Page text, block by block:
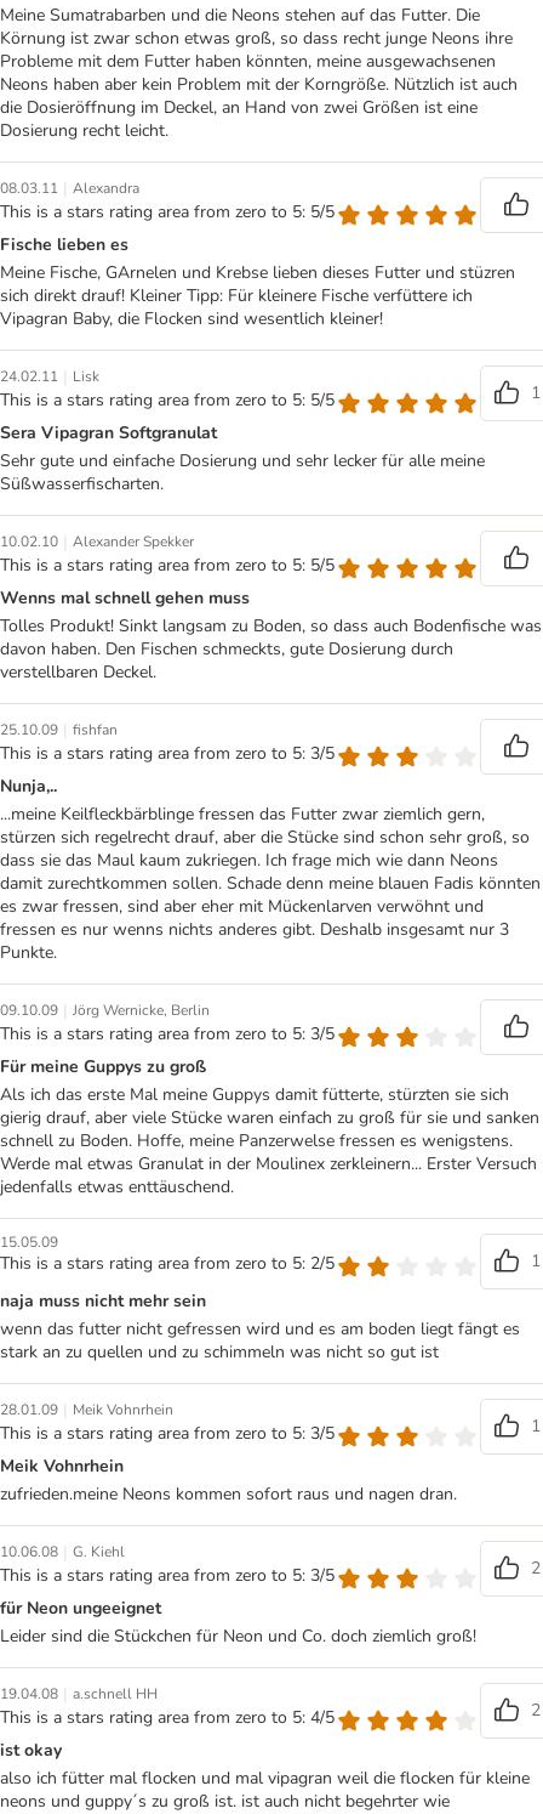
Meine Sumatrabarben und die Neons stehen auf das Futter. Die
Körnung ist zwar schon etwas groß, so dass recht junge Neons ihre
Probleme mit dem Futter haben könnten, meine ausgewachsenen
Neons haben aber kein Problem mit der Korngröße. Nützlich ist auch
die Dosieröffnung im Deckel, an Hand von zwei Größen ist eine
Dosierung recht leicht.
08.03.11 | Alexandra
This is a stars rating area from zero to 5: 5/5
Fische lieben es
Meine Fische, GArnelen und Krebse lieben dieses Futter und stüzren
sich direkt drauf! Kleiner Tipp: Für kleinere Fische verfüttere ich
Vipagran Baby, die Flocken sind wesentlich kleiner!
24.02.11 | Lisk
This is a stars rating area from zero to 5: 5/5
1
Sera Vipagran Softgranulat
Sehr gute und einfache Dosierung und sehr lecker für alle meine
Süßwasserfischarten.
10.02.10 | Alexander Spekker
This is a stars rating area from zero to 5: 5/5
Wenns mal schnell gehen muss
Tolles Produkt! Sinkt langsam zu Boden, so dass auch Bodenfische was
davon haben. Den Fischen schmeckts, gute Dosierung durch
verstellbaren Deckel.
25.10.09 | fishfan
This is a stars rating area from zero to 5: 3/5
Nunja,..
...meine Keilfleckbärblinge fressen das Futter zwar ziemlich gern,
stürzen sich regelrecht drauf, aber die Stücke sind schon sehr groß, so
dass sie das Maul kaum zukriegen. Ich frage mich wie dann Neons
damit zurechtkommen sollen. Schade denn meine blauen Fadis könnten
es zwar fressen, sind aber eher mit Mückenlarven verwöhnt und
fressen es nur wenns nichts anderes gibt. Deshalb insgesamt nur 3
Punkte.
09.10.09 | Jörg Wernicke, Berlin
This is a stars rating area from zero to 5: 3/5
Für meine Guppys zu groß
Als ich das erste Mal meine Guppys damit fütterte, stürzten sie sich
gierig drauf, aber viele Stücke waren einfach zu groß für sie und sanken
schnell zu Boden. Hoffe, meine Panzerwelse fressen es wenigstens.
Werde mal etwas Granulat in der Moulinex zerkleinern... Erster Versuch
jedenfalls etwas enttäuschend.
15.05.09
This is a stars rating area from zero to 5: 2/5
1
naja muss nicht mehr sein
wenn das futter nicht gefressen wird und es am boden liegt fängt es
stark an zu quellen und zu schimmeln was nicht so gut ist
28.01.09 | Meik Vohnrhein
This is a stars rating area from zero to 5: 3/5
1
Meik Vohnrhein
zufrieden.meine Neons kommen sofort raus und nagen dran.
10.06.08 | G. Kiehl
This is a stars rating area from zero to 5: 3/5
2
für Neon ungeeignet
Leider sind die Stückchen für Neon und Co. doch ziemlich groß!
19.04.08 | a.schnell HH
This is a stars rating area from zero to 5: 4/5
2
ist okay
also ich fütter mal flocken und mal vipagran weil die flocken für kleine
neons und guppy´s zu groß ist. ist auch nicht begehrter wie